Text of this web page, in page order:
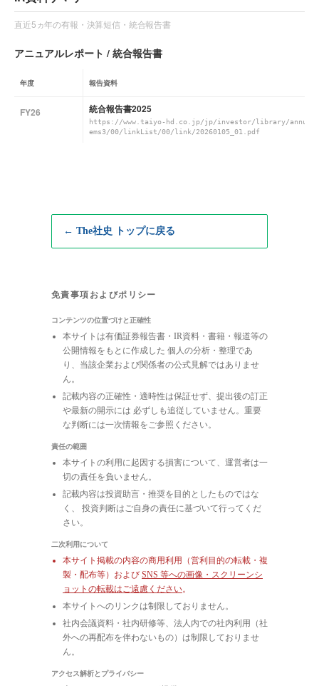
直近5ヵ年の有報・決算短信・統合報告書
アニュアルレポート / 統合報告書
年度 報告資料
FY26 統合報告書2025
https://www.taiyo-hd.co.jp/jp/investor/library/
ems3/00/linkList/00/link/20260105_01.pdf
← The社史 トップに戻る
免責事項およびポリシー
コンテンツの位置づけと正確性
本サイトは有価証券報告書・IR資料・書籍・報道等の
公開情報をもとに作成した 個人の分析・整理であ
り、当該企業および関係者の公式見解ではありませ
ん。
記載内容の正確性・適時性は保証せず、提出後の訂正
や最新の開示には 必ずしも追従していません。重要
な判断には一次情報をご参照ください。
責任の範囲
本サイトの利用に起因する損害について、運営者は一
切の責任を負いません。
記載内容は投資助言・推奨を目的としたものではな
く、 投資判断はご自身の責任に基づいて行ってくだ
さい。
二次利用について
本サイト掲載の内容の商用利用（営利目的の転載・複
製・配布等）および SNS 等への画像・スクリーンシ
ョットの転載はご遠慮ください。
本サイトへのリンクは制限しておりません。
社内会議資料・社内研修等、法人内での社内利用（社
外への再配布を伴わないもの）は制限しておりませ
ん。
アクセス解析とプライバシー